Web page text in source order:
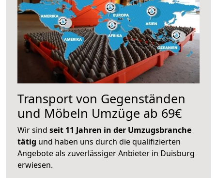
Transport von Gegenständen
und Möbeln Umzüge ab 69€
Wir sind seit 11 Jahren in der Umzugsbranche
tätig und haben uns durch die qualifizierten
Angebote als zuverlässiger Anbieter in Duisburg
erwiesen.